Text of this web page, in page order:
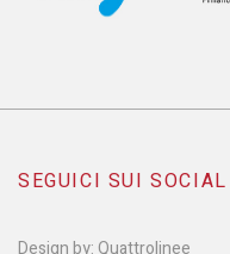
SEGUICI SUI SOCIAL
Design by: Quattrolinee